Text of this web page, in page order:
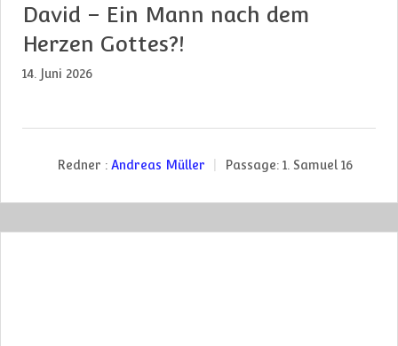
David – Ein Mann nach dem
Herzen Gottes?!
14. Juni 2026
Redner : Andreas Müller Passage: 1. Samuel 16